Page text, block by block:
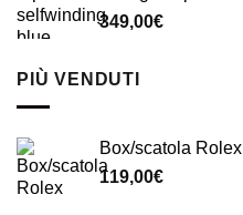
349,00€
PIÙ VENDUTI
Box/scatola Rolex
119,00€